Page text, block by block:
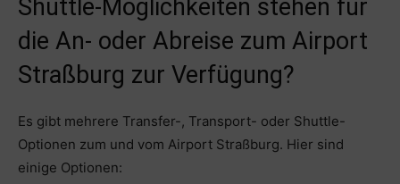
Shuttle-Möglichkeiten stehen für
die An- oder Abreise zum Airport
Straßburg zur Verfügung?
Es gibt mehrere Transfer-, Transport- oder Shuttle-
Optionen zum und vom Airport Straßburg. Hier sind
einige Optionen: